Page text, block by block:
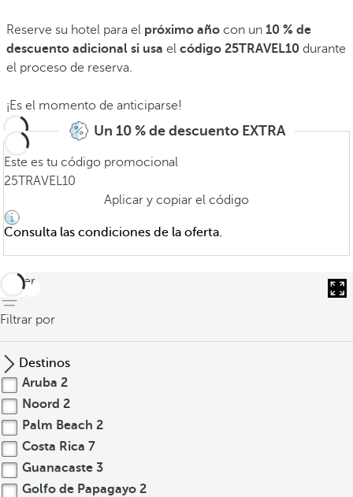
Reserve su hotel para el próximo año con un 10 % de
descuento adicional si usa el código 25TRAVEL10 durante
el proceso de reserva.
¡Es el momento de anticiparse!
Un 10 % de descuento EXTRA
Este es tu código promocional
25TRAVEL10
Aplicar y copiar el código
Consulta las condiciones de la oferta.
volver
Filtrar por
Destinos
Aruba 2
Noord 2
Palm Beach 2
Costa Rica 7
Guanacaste 3
Golfo de Papagayo 2